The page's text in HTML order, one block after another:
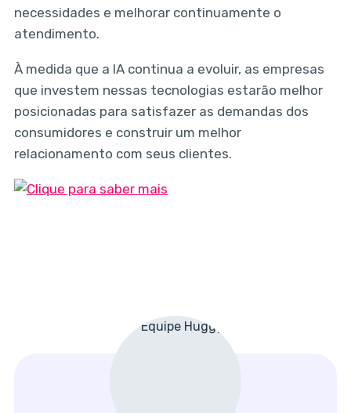
necessidades e melhorar continuamente o
atendimento.
À medida que a IA continua a evoluir, as empresas
que investem nessas tecnologias estarão melhor
posicionadas para satisfazer as demandas dos
consumidores e construir um melhor
relacionamento com seus clientes.